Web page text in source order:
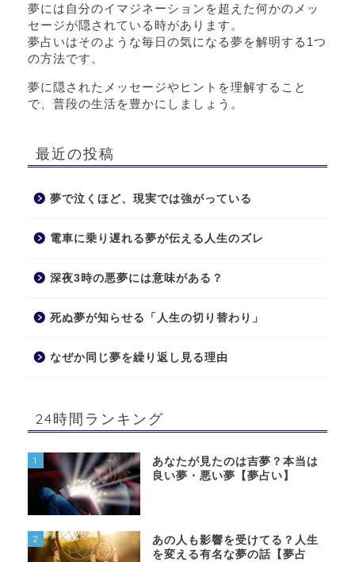
夢には自分のイマジネーションを超えた何かのメッ
セージが隠されている時があります。
夢占いはそのような毎日の気になる夢を解明する1つ
の方法です。
夢に隠されたメッセージやヒントを理解すること
で、普段の生活を豊かにしましょう。
最近の投稿
夢で泣くほど、現実では強がっている
電車に乗り遅れる夢が伝える人生のズレ
深夜3時の悪夢には意味がある？
死ぬ夢が知らせる「人生の切り替わり」
なぜか同じ夢を繰り返し見る理由
24時間ランキング
1
あなたが見たのは吉夢？本当は
良い夢・悪い夢【夢占い】
2
あの人も影響を受けてる？人生
を変える有名な夢の話【夢占